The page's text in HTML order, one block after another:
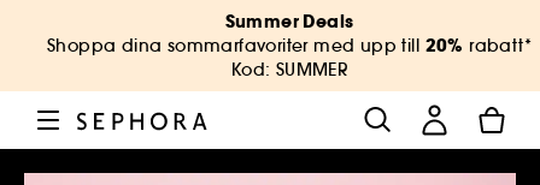
Summer Deals
Shoppa dina sommarfavoriter med upp till 20% rabatt*
Kod: SUMMER